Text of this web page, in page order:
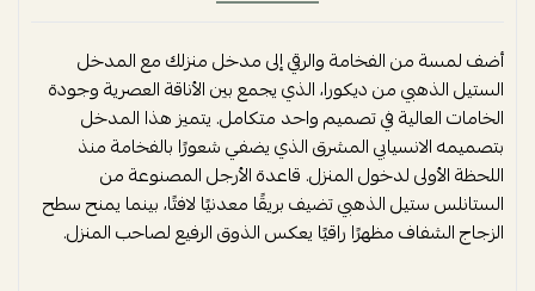
أضف لمسة من الفخامة والرقي إلى مدخل منزلك مع المدخل
الستيل الذهبي من ديكورا، الذي يجمع بين الأناقة العصرية وجودة
الخامات العالية في تصميم واحد متكامل. يتميز هذا المدخل
بتصميمه الانسيابي المشرق الذي يضفي شعورًا بالفخامة منذ
اللحظة الأولى لدخول المنزل. قاعدة الأرجل المصنوعة من
الستانلس ستيل الذهبي تضيف بريقًا معدنيًا لافتًا، بينما يمنح سطح
الزجاج الشفاف مظهرًا راقيًا يعكس الذوق الرفيع لصاحب المنزل.